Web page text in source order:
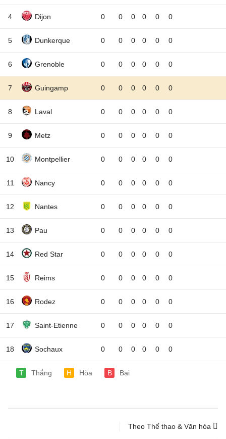
4 Dijon 0 0 0 0 0 0
5 Dunkerque 0 0 0 0 0 0
6 Grenoble 0 0 0 0 0 0
7 Guingamp 0 0 0 0 0 0
8 Laval 0 0 0 0 0 0
9 Metz 0 0 0 0 0 0
10 Montpellier 0 0 0 0 0 0
11 Nancy 0 0 0 0 0 0
12 Nantes 0 0 0 0 0 0
13 Pau 0 0 0 0 0 0
14 Red Star 0 0 0 0 0 0
15 Reims 0 0 0 0 0 0
16 Rodez 0 0 0 0 0 0
17 Saint-Etienne 0 0 0 0 0 0
18 Sochaux 0 0 0 0 0 0
T Thắng H Hòa B Bại
Theo Thể thao & Văn hóa